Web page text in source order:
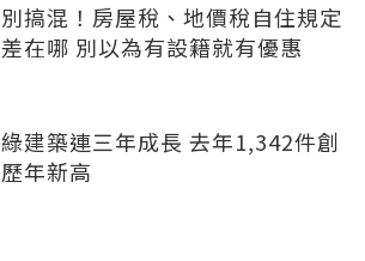
別搞混！房屋稅、地價稅自住規定
差在哪 別以為有設籍就有優惠
綠建築連三年成長 去年1,342件創
歷年新高